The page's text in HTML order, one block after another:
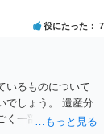
むことだと考えま
裁判所や調停委員
て法定相続分を
ります。 この際、
役にたった 7
いるものについて
でしょう。 遺産分
く一部を引き出せ